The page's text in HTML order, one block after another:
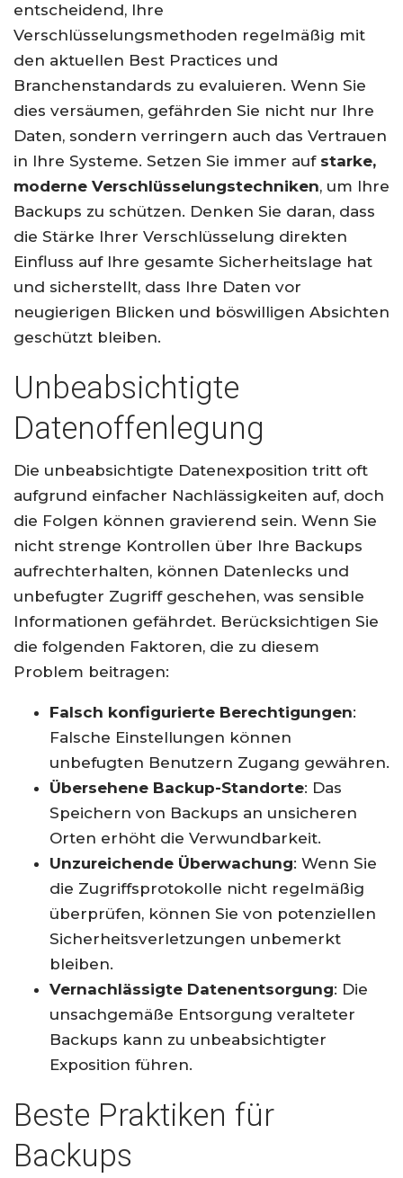
entscheidend, Ihre
Verschlüsselungsmethoden regelmäßig mit
den aktuellen Best Practices und
Branchenstandards zu evaluieren. Wenn Sie
dies versäumen, gefährden Sie nicht nur Ihre
Daten, sondern verringern auch das Vertrauen
in Ihre Systeme. Setzen Sie immer auf starke,
moderne Verschlüsselungstechniken, um Ihre
Backups zu schützen. Denken Sie daran, dass
die Stärke Ihrer Verschlüsselung direkten
Einfluss auf Ihre gesamte Sicherheitslage hat
und sicherstellt, dass Ihre Daten vor
neugierigen Blicken und böswilligen Absichten
geschützt bleiben.
Unbeabsichtigte
Datenoffenlegung
Die unbeabsichtigte Datenexposition tritt oft
aufgrund einfacher Nachlässigkeiten auf, doch
die Folgen können gravierend sein. Wenn Sie
nicht strenge Kontrollen über Ihre Backups
aufrechterhalten, können Datenlecks und
unbefugter Zugriff geschehen, was sensible
Informationen gefährdet. Berücksichtigen Sie
die folgenden Faktoren, die zu diesem
Problem beitragen:
Falsch konfigurierte Berechtigungen:
Falsche Einstellungen können
unbefugten Benutzern Zugang gewähren.
Übersehene Backup-Standorte: Das
Speichern von Backups an unsicheren
Orten erhöht die Verwundbarkeit.
Unzureichende Überwachung: Wenn Sie
die Zugriffsprotokolle nicht regelmäßig
überprüfen, können Sie von potenziellen
Sicherheitsverletzungen unbemerkt
bleiben.
Vernachlässigte Datenentsorgung: Die
unsachgemäße Entsorgung veralteter
Backups kann zu unbeabsichtigter
Exposition führen.
Beste Praktiken für
Backups